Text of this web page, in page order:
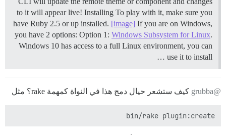
to it will appear live! Installing To play with it, make sure you
have Ruby 2.5 or up installed. [image] If you are on Windows,
you have 2 options: Option 1: Windows Subsystem for Linux.
Windows 10 has access to a full Linux environment, you can
use it to install …
@grubba كيف ستشعر حيال دمج هذا في النواة كمهمة rake؟ مثل
bin/rake plugin:create